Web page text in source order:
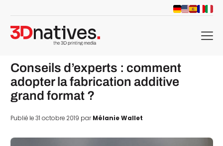
menu
Conseils d’experts : comment
adopter la fabrication additive
grand format ?
Publié le 31 octobre 2019 parMélanie Wallet